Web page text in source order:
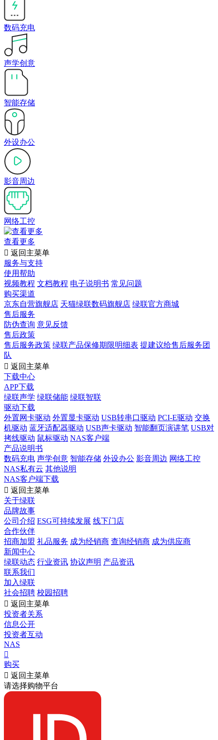
数码充电
声学创意
智能存储
外设办公
影音周边
网络工控
查看更多
 返回主菜单
服务与支持
使用帮助
视频教程 文档教程 电子说明书 常见问题
购买渠道
京东自营旗舰店 天猫绿联数码旗舰店 绿联官方商城
售后服务
防伪查询 意见反馈
售后政策
售后服务政策 绿联产品保修期限明细表 提建议给售后服务团
队
 返回主菜单
下载中心
APP下载
绿联声学 绿联储能 绿联智联
驱动下载
外置网卡驱动 外置显卡驱动 USB转串口驱动 PCI-E驱动 交换
机驱动 蓝牙适配器驱动 USB声卡驱动 智能翻页演讲笔 USB对
拷线驱动 鼠标驱动 NAS客户端
产品说明书
数码充电 声学创意 智能存储 外设办公 影音周边 网络工控
NAS私有云 其他说明
NAS客户端下载
 返回主菜单
关于绿联
品牌故事
公司介绍 ESG可持续发展 线下门店
合作伙伴
招商加盟 礼品服务 成为经销商 查询经销商 成为供应商
新闻中心
绿联动态 行业资讯 协议声明 产品资讯
联系我们
加入绿联
社会招聘 校园招聘
 返回主菜单
投资者关系
信息公开
投资者互动
NAS

购买
 返回主菜单
请选择购物平台